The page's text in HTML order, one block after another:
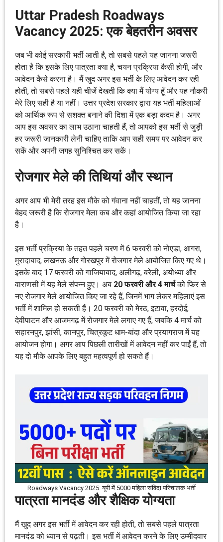
Uttar Pradesh Roadways
Vacancy 2025: एक बेहतरीन अवसर
जब भी कोई सरकारी भर्ती आती है, तो सबसे पहले यह जानना जरूरी
होता है कि इसके लिए पात्रता क्या है, चयन प्रक्रिया कैसी होगी, और
आवेदन कैसे करना है। मैं खुद अगर इस भर्ती के लिए आवेदन कर रही
होती, तो सबसे पहले यही चीजें देखती कि क्या मैं योग्य हूँ और यह नौकरी
मेरे लिए सही है या नहीं। उत्तर प्रदेश सरकार द्वारा यह भर्ती महिलाओं
को आर्थिक रूप से सशक्त बनाने की दिशा में एक बड़ा कदम है। अगर
आप इस अवसर का लाभ उठाना चाहती हैं, तो आपको इस भर्ती से जुड़ी
हर जरूरी जानकारी लेनी चाहिए ताकि आप सही समय पर आवेदन कर
सकें और अपनी जगह सुनिश्चित कर सकें।
रोजगार मेले की तिथियां और स्थान
अगर आप भी मेरी तरह इस मौके को गंवाना नहीं चाहतीं, तो यह जानना
बेहद जरूरी है कि रोजगार मेला कब और कहां आयोजित किया जा रहा
है।
इस भर्ती प्रक्रिया के तहत पहले चरण में 6 फरवरी को नोएडा, आगरा,
मुरादाबाद, लखनऊ और गोरखपुर में रोजगार मेले आयोजित किए गए थे।
इसके बाद 17 फरवरी को गाजियाबाद, अलीगढ़, बरेली, अयोध्या और
वाराणसी में यह मेले संपन्न हुए। अब 20 फरवरी और 4 मार्चको फिर से
नए रोजगार मेले आयोजित किए जा रहे हैं, जिनमें भाग लेकर महिलाएं इस
भर्ती में शामिल हो सकती हैं। 20 फरवरी को मेरठ, इटावा, हरदोई,
देवीपाटन और आजमगढ़ में रोजगार मेले लगाए गए हैं, जबकि 4 मार्च को
सहारनपुर, झांसी, कानपुर, चित्रकूट धाम-बांदा और प्रयागराज में यह
आयोजन होगा। अगर आप पिछली तारीखों में आवेदन नहीं कर पाईं हैं, तो
यह दो मौके आपके लिए बहुत महत्वपूर्ण हो सकते हैं।
Roadways Vacancy 2025: यूपी में 5000 महिला संविदा परिचालक भर्ती
पात्रता मानदंड और शैक्षिक योग्यता
मैं खुद अगर इस भर्ती में आवेदन कर रही होती, तो सबसे पहले पात्रता
मानदंड को ध्यान से पढ़ती। इस भर्ती में आवेदन करने के लिए उम्मीदवार